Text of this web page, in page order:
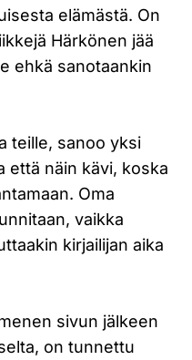
elämästä. On
Härkönen jää
ehkä sanotaankin
teille, sanoo yksi
että näin kävi, koska
Oma
vaikka
kirjailijan aika
sivun jälkeen
on tunnettu